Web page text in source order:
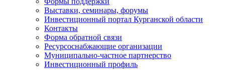
Выставки, семинары, форумы
Инвестиционный портал Курганской области
Контакты
Форма обратной связи
Ресурсоснабжающие организации
Муниципально-частное партнерство
Инвестиционный профиль